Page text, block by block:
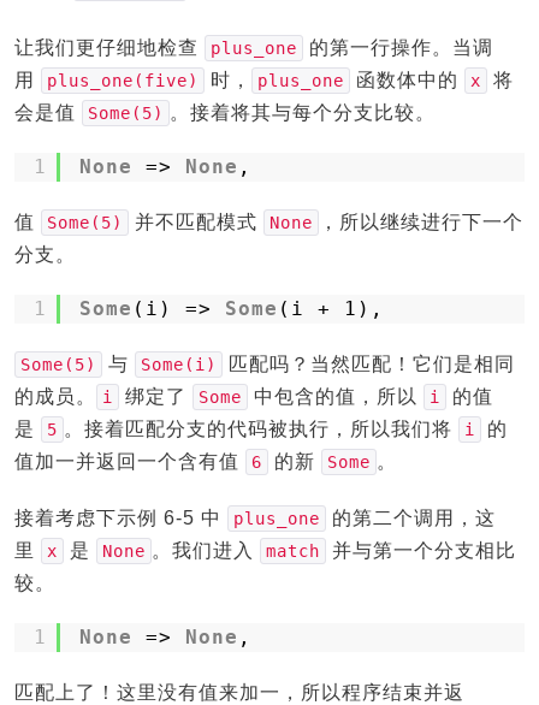
让我们更仔细地检查 plus_one
的第一行操作。当调
用
plus_one(five) 时， plus_one 函数体中的 x
将
会是值
Some(5) 。接着将其与每个分支比较。
1 None => None ,
值 Some(5) 并不匹配模式 None
，所以继续进行下一个
分支。
1 Some (i) => Some (i + 1),
Some(5) 与 Some(i)
匹配吗？当然匹配！它们是相同
的成员。
i 绑定了 Some 中包含的值，所以 i
的值
是
5 。接着匹配分支的代码被执行，所以我们将 i
的
值加一并返回一个含有值
6 的新 Some 。
接着考虑下示例 6-5 中 plus_one
的第二个调用，这
里
x 是 None 。我们进入 match
并与第一个分支相比
较。
1 None => None ,
匹配上了！这里没有值来加一，所以程序结束并返